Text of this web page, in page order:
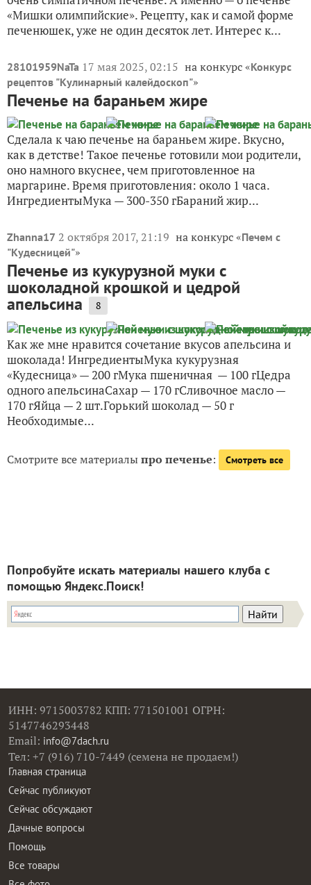
«Мишки олимпийские». Рецепту, как и самой форме
печенюшек, уже не один десяток лет. Интерес к...
28101959NaTa 17 мая 2025, 02:15 на конкурс «Конкурс
рецептов "Кулинарный калейдоскоп"»
Печенье на бараньем жире
Сделала к чаю печенье на бараньем жире. Вкусно,
как в детстве! Такое печенье готовили мои родители,
оно намного вкуснее, чем приготовленное на
маргарине. Время приготовления: около 1 часа.
ИнгредиентыМука — 300-350 гБараний жир...
Zhanna17 2 октября 2017, 21:19 на конкурс «Печем с
"Кудесницей"»
Печенье из кукурузной муки с
шоколадной крошкой и цедрой
апельсина 8
Как же мне нравится сочетание вкусов апельсина и
шоколада! ИнгредиентыМука кукурузная
«Кудесница» — 200 гМука пшеничная — 100 гЦедра
одного апельсинаСахар — 170 гСливочное масло —
170 гЯйца — 2 шт.Горький шоколад — 50 г
Необходимые...
Смотрите все материалыпро печенье: Смотреть все
Попробуйте искать материалы нашего клуба с
помощью Яндекс.Поиск!
ИНН: 9715003782 КПП: 771501001 ОГРН:
5147746293448
Email: info@7dach.ru
Тел: +7 (916) 710-7449 (семена не продаем!)
Главная страница
Сейчас публикуют
Сейчас обсуждают
Дачные вопросы
Помощь
Все товары